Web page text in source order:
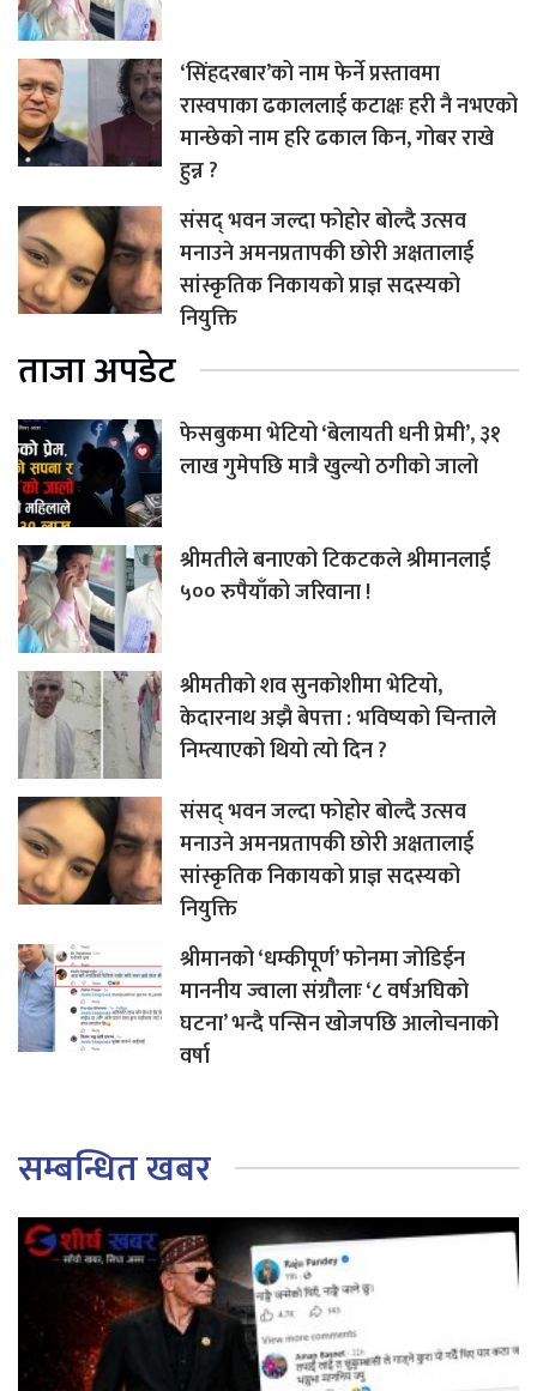
‘सिंहदरबार’को नाम फेर्ने प्रस्तावमा
रास्वपाका ढकाललाई कटाक्षः हरी नै नभएको
मान्छेको नाम हरि ढकाल किन, गोबर राखे
हुन्न ?
संसद् भवन जल्दा फोहोर बोल्दै उत्सव
मनाउने अमनप्रतापकी छोरी अक्षतालाई
सांस्कृतिक निकायको प्राज्ञ सदस्यको
नियुक्ति
ताजा अपडेट
फेसबुकमा भेटियो ‘बेलायती धनी प्रेमी’, ३१
लाख गुमेपछि मात्रै खुल्यो ठगीको जालो
श्रीमतीले बनाएको टिकटकले श्रीमानलाई
५०० रुपैयाँको जरिवाना !
श्रीमतीको शव सुनकोशीमा भेटियो,
केदारनाथ अझै बेपत्ता : भविष्यको चिन्ताले
निम्त्याएको थियो त्यो दिन ?
संसद् भवन जल्दा फोहोर बोल्दै उत्सव
मनाउने अमनप्रतापकी छोरी अक्षतालाई
सांस्कृतिक निकायको प्राज्ञ सदस्यको
नियुक्ति
श्रीमानको ‘धम्कीपूर्ण’ फोनमा जोडिईन
माननीय ज्वाला संग्रौलाः ‘८ वर्षअघिको
घटना’ भन्दै पन्सिन खोजपछि आलोचनाको
वर्षा
सम्बन्धित खबर